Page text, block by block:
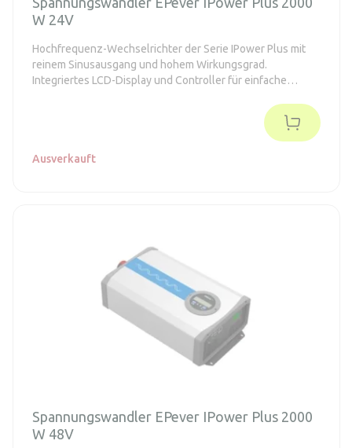
W 24V
Hochfrequenz-Wechselrichter der Serie IPower Plus mit
reinem Sinusausgang und hohem Wirkungsgrad.
Integriertes LCD-Display und Controller für einfache
Ausverkauft
Spannungswandler EPever IPower Plus 2000
W 48V